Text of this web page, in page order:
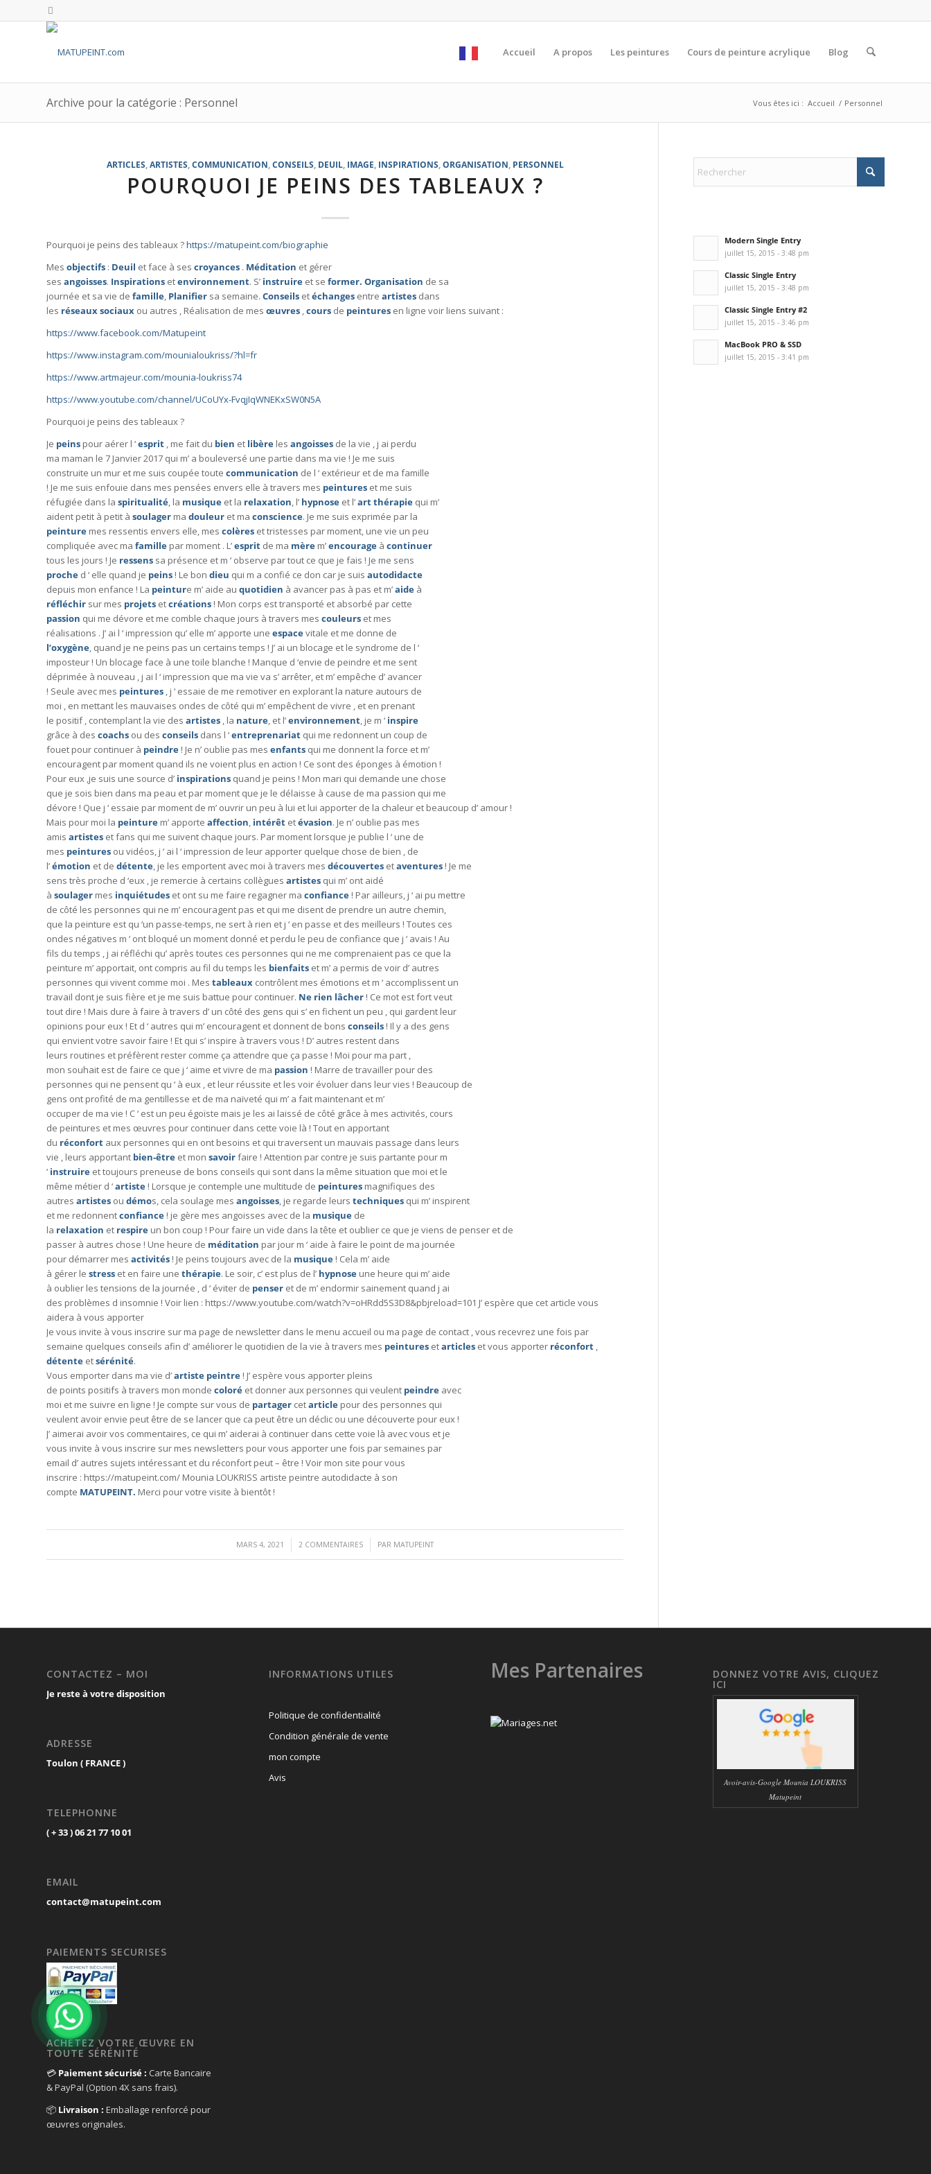
Accueil A propos Les peintures Cours de peinture acrylique Blog
Archive pour la catégorie : Personnel Vous êtes ici : Accueil / Personnel
ARTICLES ARTISTES COMMUNICATION CONSEILS DEUIL, IMAGE INSPIRATIONS ORGANISATION PERSONNEL
POURQUOI JE PEINS DES TABLEAUX ?
Pourquoi je peins des tableaux ?https://matupeint.com/biographie
Mes objectifs : Deuil et face à ses croyances . Méditation et gérer
ses angoisses. Inspirations etenvironnement. S’ instruire et se former. Organisation de sa
journée et sa vie de famille, Planifier sa semaine. Conseils etéchanges entre artistes dans
les réseauxsociaux ou autres , Réalisation de mes œuvres ,cours de peintures en ligne voir liens suivant :
https://www.facebook.com/Matupeint
https://www.instagram.com/mounialoukriss/?hl=fr
https://www.artmajeur.com/mounia-loukriss74
https://www.youtube.com/channel/UCoUYx-FvqjIqWNEKxSW0N5A
Pourquoi je peins des tableaux ?
Je peins pour aérer l ‘esprit , me fait du bien et libère les angoisses de la vie , j ai perdu
ma maman le 7 Janvier 2017 qui m’ a bouleversé une partie dans ma vie ! Je me suis
construite un mur et me suis coupée toute communication de l ‘ extérieur et de ma famille
! Je me suis enfouie dans mes pensées envers elle à travers mes peintures et me suis
réfugiée dans la spiritualité, la musique et la relaxation, l’ hypnose et l’art thérapie qui m’
aident petit à petit à soulager ma douleur et ma conscience. Je me suis exprimée par la
peinture mes ressentis envers elle, mes colères et tristesses par moment, une vie un peu
compliquée avec ma famille par moment . L’esprit de ma mère m’encourage à continuer
tous les jours ! Je ressens sa présence et m ‘ observe par tout ce que je fais ! Je me sens
proche d ‘ elle quand je peins ! Le bon dieu qui m a confié ce don car je suis autodidacte
depuis mon enfance ! La peinture m’ aide au quotidien à avancer pas à pas et m’aide à
réfléchir sur mes projets etcréations ! Mon corps est transporté et absorbé par cette
passion qui me dévore et me comble chaque jours à travers mes couleurs et mes
réalisations . J’ ai l ‘ impression qu’ elle m’ apporte une espacevitale et me donne de
l’oxygène, quand je ne peins pas un certains temps ! J’ ai un blocage et le syndrome de l ‘
imposteur ! Un blocage face à une toile blanche ! Manque d ‘envie de peindre et me sent
déprimée à nouveau , j ai l ‘ impression que ma vie va s’ arrêter, et m’ empêche d’ avancer
! Seule avec mes peintures , j ‘ essaie de me remotiver en explorant la nature autours de
moi , en mettant les mauvaises ondes de côté qui m’ empêchent de vivre , et en prenant
le positif , contemplant la vie des artistes , la nature, et l’environnement, je m ‘ inspire
grâce à des coachs ou des conseils dans l ‘entreprenariat qui me redonnent un coup de
fouet pour continuer à peindre ! Je n’ oublie pas mes enfants qui me donnent la force et m’
encouragent par moment quand ils ne voient plus en action ! Ce sont des éponges à émotion !
Pour eux ,je suis une source d’ inspirations quand je peins ! Mon mari qui demande une chose
que je sois bien dans ma peau et par moment que je le délaisse à cause de ma passion qui me
dévore ! Que j ‘ essaie par moment de m’ ouvrir un peu à lui et lui apporter de la chaleur et beaucoup d’ amour !
Mais pour moi la peinture m’ apporte affection, intérêt etévasion. Je n’ oublie pas mes
amis artistes et fans qui me suivent chaque jours. Par moment lorsque je publie l ‘ une de
mes peintures ou vidéos, j ‘ ai l ‘ impression de leur apporter quelque chose de bien , de
l’émotion et de détente, je les emportent avec moi à travers mes découvertes etaventures ! Je me
sens très proche d ‘eux , je remercie à certains collègues artistes qui m’ ont aidé
à soulager mes inquiétudes et ont su me faire regagner ma confiance ! Par ailleurs, j ‘ ai pu mettre
de côté les personnes qui ne m’ encouragent pas et qui me disent de prendre un autre chemin,
que la peinture est qu ‘un passe-temps, ne sert à rien et j ‘ en passe et des meilleurs ! Toutes ces
ondes négatives m ‘ ont bloqué un moment donné et perdu le peu de confiance que j ‘ avais ! Au
fils du temps , j ai réfléchi qu’ après toutes ces personnes qui ne me comprenaient pas ce que la
peinture m’ apportait, ont compris au fil du temps les bienfaits et m’ a permis de voir d’ autres
personnes qui vivent comme moi . Mes tableaux contrôlent mes émotions et m ‘ accomplissent un
travail dont je suis fière et je me suis battue pour continuer. Ne rien lâcher ! Ce mot est fort veut
tout dire ! Mais dure à faire à travers d’ un côté des gens qui s’ en fichent un peu , qui gardent leur
opinions pour eux ! Et d ‘ autres qui m’ encouragent et donnent de bons conseils ! Il y a des gens
qui envient votre savoir faire ! Et qui s’ inspire à travers vous ! D’ autres restent dans
leurs routines et préfèrent rester comme ça attendre que ça passe ! Moi pour ma part ,
mon souhait est de faire ce que j ‘ aime et vivre de ma passion ! Marre de travailler pour des
personnes qui ne pensent qu ‘ à eux , et leur réussite et les voir évoluer dans leur vies ! Beaucoup de
gens ont profité de ma gentillesse et de ma naïveté qui m’ a fait maintenant et m’
occuper de ma vie ! C ‘ est un peu égoïste mais je les ai laissé de côté grâce à mes activités, cours
de peintures et mes œuvres pour continuer dans cette voie là ! Tout en apportant
du réconfort aux personnes qui en ont besoins et qui traversent un mauvais passage dans leurs
vie , leurs apportant bien-être et mon savoirfaire ! Attention par contre je suis partante pour m
‘ instruire et toujours preneuse de bons conseils qui sont dans la même situation que moi et le
même métier d ‘artiste ! Lorsque je contemple une multitude de peintures magnifiques des
autres artistes ou démos, cela soulage mes angoisses, je regarde leurs techniques qui m’ inspirent
et me redonnentconfiance ! je gère mes angoisses avec de la musique de
la relaxation et respire un bon coup ! Pour faire un vide dans la tête et oublier ce que je viens de penser et de
passer à autres chose ! Une heure de méditation par jour m ‘ aide à faire le point de ma journée
pour démarrer mes activités ! Je peins toujours avec de la musique ! Cela m’ aide
à gérer le stress et en faire une thérapie. Le soir, c’ est plus de l’ hypnose une heure qui m’ aide
à oublier les tensions de la journée , d ‘ éviter de penser et de m’ endormir sainement quand j ai
des problèmes d insomnie ! Voir lien : https://www.youtube.com/watch?v=oHRdd5S3D8&pbjreload=101 J’ espère que cet article vous
aidera à vous apporter
Je vous invite à vous inscrire sur ma page de newsletter dans le menu accueil ou ma page de contact , vous recevrez une fois par
semaine quelques conseils afin d’ améliorer le quotidien de la vie à travers mes peintures etarticles et vous apporter réconfort ,
détente etsérénité.
Vous emporter dans ma vie d’artiste peintre ! J’ espère vous apporter pleins
de points positifs à travers mon monde coloré et donner aux personnes qui veulent peindre avec
moi et me suivre en ligne ! Je compte sur vous de partager cetarticle pour des personnes qui
veulent avoir envie peut être de se lancer que ca peut être un déclic ou une découverte pour eux !
J’ aimerai avoir vos commentaires, ce qui m’ aiderai à continuer dans cette voie là avec vous et je
vous invite à vous inscrire sur mes newsletters pour vous apporter une fois par semaines par
email d’ autres sujets intéressant et du réconfort peut – être ! Voir mon site pour vous
inscrire : https://matupeint.com/ Mounia LOUKRISS artiste peintre autodidacte à son
compte MATUPEINT. Merci pour votre visite à bientôt !
MARS 4, 2021
/ 2 COMMENTAIRES
/ PAR MATUPEINT
Modern Single Entry
juillet 15, 2015 - 3:48 pm
Classic Single Entry
juillet 15, 2015 - 3:48 pm
Classic Single Entry #2
juillet 15, 2015 - 3:46 pm
MacBook PRO & SSD
juillet 15, 2015 - 3:41 pm
CONTACTEZ – MOI
Je reste à votre disposition
ADRESSE
Toulon ( FRANCE )
TELEPHONNE
( + 33 ) 06 21 77 10 01
EMAIL
contact@matupeint.com
PAIEMENTS SECURISES
ACHETEZ VOTRE ŒUVRE EN
TOUTE SÉRÉNITÉ
💳 Paiement sécurisé : Carte Bancaire
& PayPal (Option 4X sans frais).
📦 Livraison : Emballage renforcé pour
œuvres originales.
INFORMATIONS UTILES
Politique de confidentialité
Condition générale de vente
mon compte
Avis
Mes Partenaires DONNEZ VOTRE AVIS, CLIQUEZ
ICI
Avoir-avis-Google Mounia LOUKRISS
Matupeint